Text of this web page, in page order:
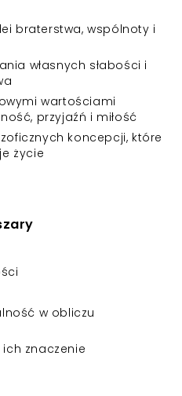
braterstwa, wspólnoty i
własnych słabości i
wartościami
przyjaźń i miłość
koncepcji, które
życie
w obliczu
znaczenie